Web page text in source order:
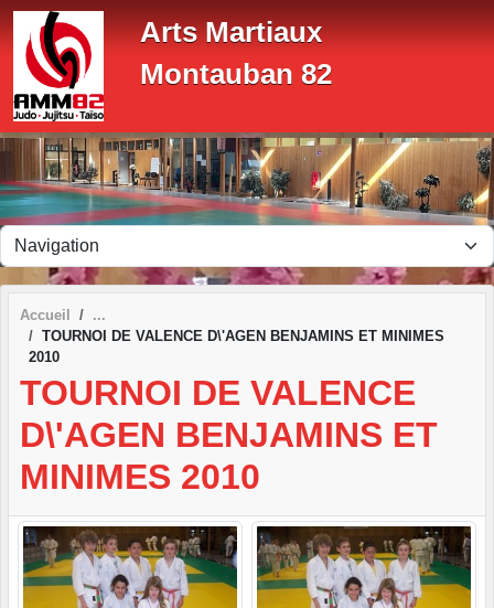
Arts Martiaux
Montauban 82
Accueil
TOURNOI DE VALENCE D\'AGEN BENJAMINS ET MINIMES
2010
TOURNOI DE VALENCE
D\'AGEN BENJAMINS ET
MINIMES 2010
Panneau de gestion des cookies